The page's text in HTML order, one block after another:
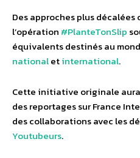
Des approches plus
l’opération #PlanteTonSlip
équivalents destinés au
nationaletinternational.
Cette initiative originale
des reportages sur France
des collaborations avec les
Youtubeurs.